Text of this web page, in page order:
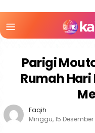
Mobile
Parigi
Rumah
Faqih
Minggu, 15 Desember